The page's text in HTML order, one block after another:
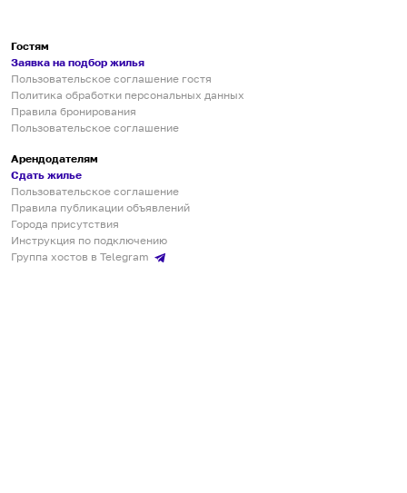
Гостям
Заявка на подбор жилья
Пользовательское соглашение гостя
Политика обработки персональных данных
Правила бронирования
Пользовательское соглашение
Арендодателям
Сдать жилье
Пользовательское соглашение
Правила публикации объявлений
Города присутствия
Инструкция по подключению
Группа хостов в Telegram